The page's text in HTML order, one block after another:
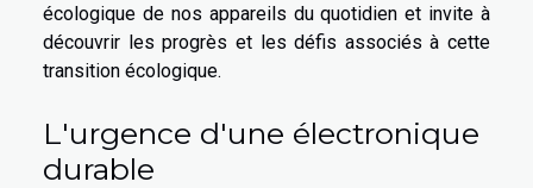
écologique de nos appareils du quotidien et invite à
découvrir les progrès et les défis associés à cette
transition écologique.
L'urgence d'une électronique
durable